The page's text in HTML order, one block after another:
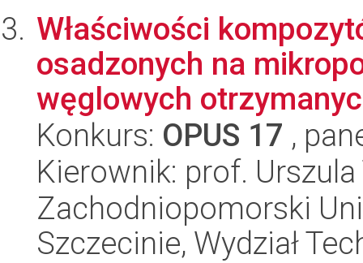
Właściwości
osadzonych na
węglowych
Konkurs: OPUS 17 ,
Kierownik: prof.
Zachodniopomorski
Szczecinie, Wydział